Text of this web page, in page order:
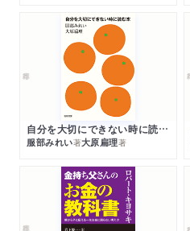
自分を大切にできない時に読む本
服部みれい著大原扁理著